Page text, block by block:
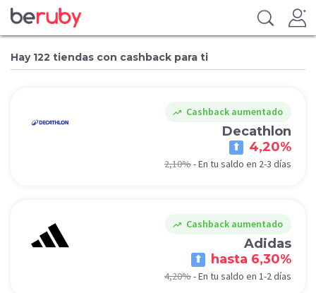
Hay 122 tiendas con cashback para ti
trending_up Cashback aumentado
Decathlon
4,20%
2,10%-En tu saldo en 2-3 días
trending_up Cashback aumentado
Adidas
hasta 6,30%
4,20%-En tu saldo en 1-2 días